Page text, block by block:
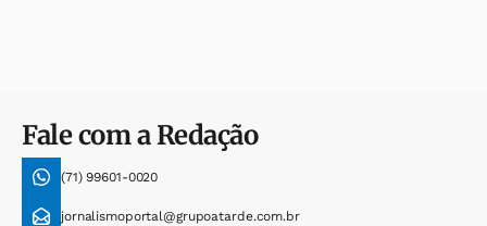
Fale com a Redação
(71) 99601-0020
jornalismoportal@grupoatarde.com.br